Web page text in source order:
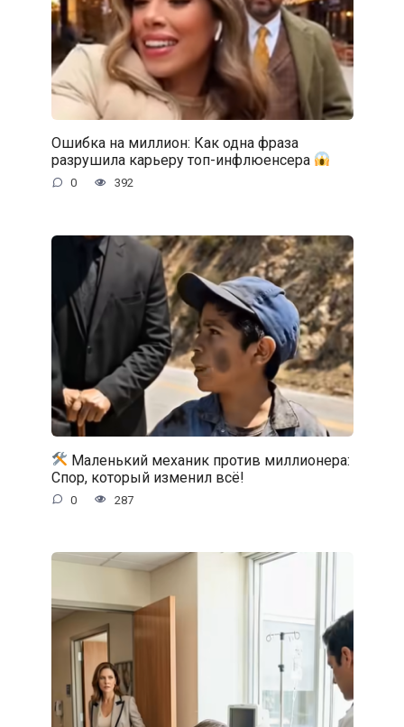
Ошибка на миллион: Как одна фраза
разрушила карьеру топ-инфлюенсера
0 392
Маленький механик против миллионера:
Спор, который изменил всё!
0 287